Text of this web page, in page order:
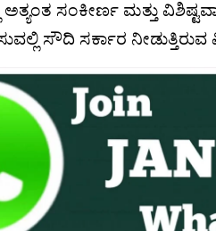
ಸಂಕೀರ್ಣ ಮತ್ತು
ಸೌದಿ ಸರ್ಕಾರ